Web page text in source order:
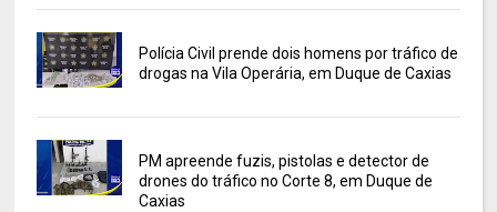
Polícia Civil prende dois homens por tráfico de
drogas na Vila Operária, em Duque de Caxias
PM apreende fuzis, pistolas e detector de
drones do tráfico no Corte 8, em Duque de
Caxias